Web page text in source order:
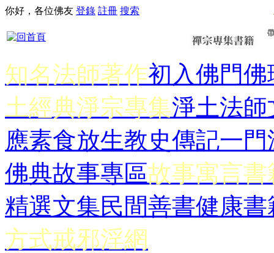
你好，各位佛友 登錄 註冊 搜索
知名法師著作初入佛門佛
土經典淨宗專集淨土法師
應素食放生教史傳記一門
佛典故事專區故事寓言書
精選文集民間善書健康書
方式戒邪淫網